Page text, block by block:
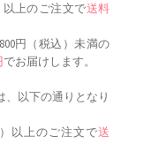
以上のご注文で送料
円（税込）未満の
でお届けします。
、以下の通りとなり
以上のご注文で送